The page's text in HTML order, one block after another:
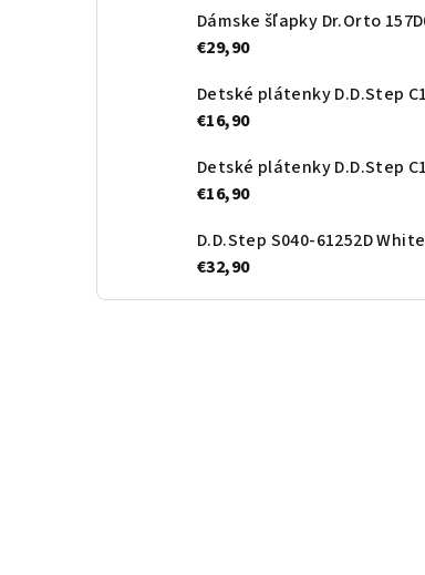
€29,90
€16,90
€16,90
D.D.Step S040-61252D White
€32,90